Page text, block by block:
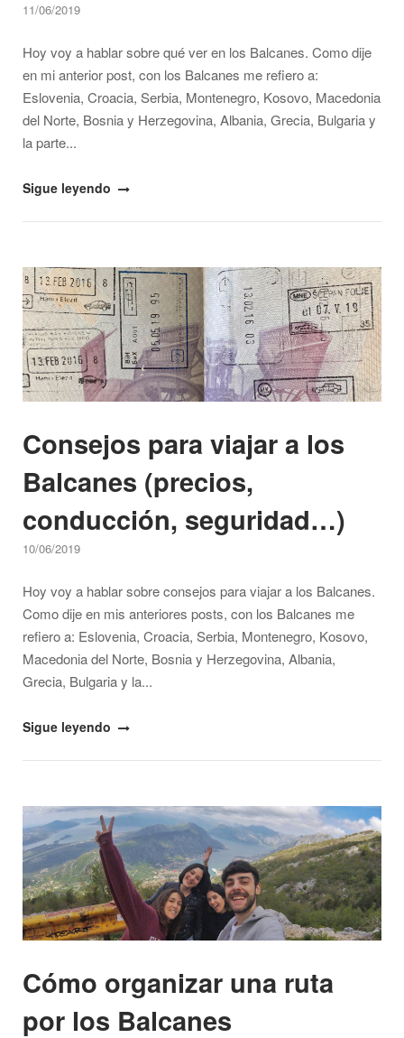
11/06/2019
Hoy voy a hablar sobre qué ver en los Balcanes. Como dije
en mi anterior post, con los Balcanes me refiero a:
Eslovenia, Croacia, Serbia, Montenegro, Kosovo, Macedonia
del Norte, Bosnia y Herzegovina, Albania, Grecia, Bulgaria y
la parte...
"¿Qué
Balcanes?"
Sigue leyendo
Open post
Consejos para viajar a los
Balcanes (precios,
conducción, seguridad…)
10/06/2019
Hoy voy a hablar sobre consejos para viajar a los Balcanes.
Como dije en mis anteriores posts, con los Balcanes me
refiero a: Eslovenia, Croacia, Serbia, Montenegro, Kosovo,
Macedonia del Norte, Bosnia y Herzegovina, Albania,
Grecia, Bulgaria y la...
"Consejos
los
Balcanes
(precios,
conducción,
seguridad…)"
Sigue leyendo
Open post
Cómo organizar una ruta
por los Balcanes